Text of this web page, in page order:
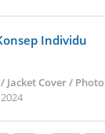
Individu
Jacket Cover / Photo
by